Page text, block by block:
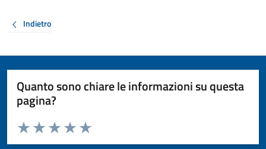
Indietro
Quanto sono chiare le informazioni su questa
pagina?
Valuta da 1 a 5 stelle la pagina
Valuta 5 stelle su 5
Valuta 4 stelle su 5
Valuta 3 stelle su 5
Valuta 2 stelle su 5
Valuta 1 stelle su 5